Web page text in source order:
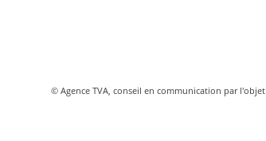
© Agence TVA, conseil en communication par l'objet